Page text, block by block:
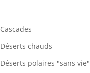
Cascades
Déserts chauds
Déserts polaires "sans vie"